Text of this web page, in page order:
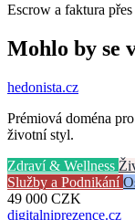
Escrow a faktura
Mohlo by se
hedonista.cz
Prémiová doména
životní styl.
Zdraví & Wellness
Služby a Podnikání
49 000 CZK
digitalniprezence.cz